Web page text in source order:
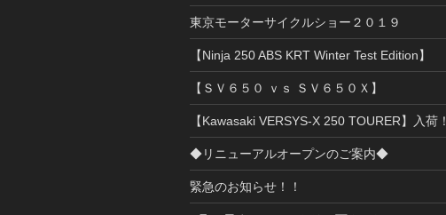
東京モーターサイクルショー２０１９
【Ninja 250 ABS KRT Winter Test Edition】
【ＳＶ６５０ ｖｓ ＳＶ６５０Ｘ】
【Kawasaki VERSYS-X 250 TOURER】入荷！
◆リニューアルオープンのご案内◆
緊急のお知らせ！！